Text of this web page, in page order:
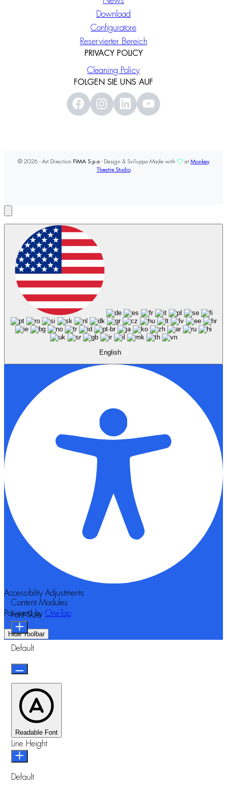
Download
Configuratore
Reservierter Bereich
PRIVACY POLICY
Cleaning Policy
FOLGEN SIE UNS AUF
© 2026 - Art Direction FIMA S.p.a - Design & Sviluppo Made with at Monkey
Theatre Studio
English
Accessibility Adjustments
Powered by OneTap
Hide Toolbar
Content Modules
Font Size
Default
Readable Font
Line Height
Default